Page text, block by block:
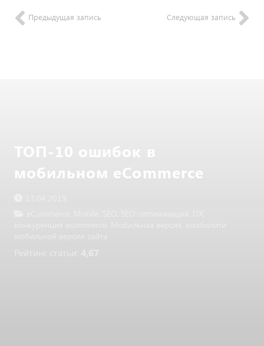
Предыдущая запись Следующая запись
мобильном eCommerce